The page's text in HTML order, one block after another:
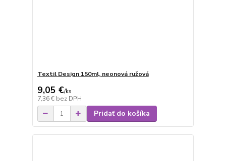
Textil Design 150ml, neonová ružová
9,05 €/ks
7,36 € bez DPH
Pridať do košíka